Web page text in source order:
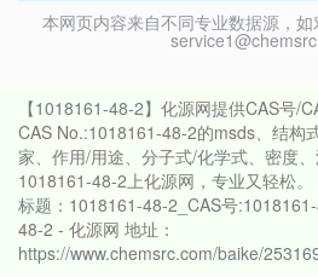
本网页内容来自不同专业数据源，
【1018161-48-2】化源网提供CAS号/
CAS No.:1018161-48-2的msds、结构
家、作用/用途、分子式/化学式、密度
1018161-48-2上化源网，专业又轻松。
标题：1018161-48-2_CAS号
48-2 - 化源网 地址：
https://www.chemsrc.com/baike/